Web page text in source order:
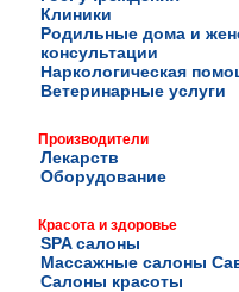
Клиники
Родильные дома и
консультации
Наркологическая
Ветеринарные услуги
Производители
Лекарств
Оборудование
Красота и здоровье
SPA салоны
Массажные салоны
Салоны красоты